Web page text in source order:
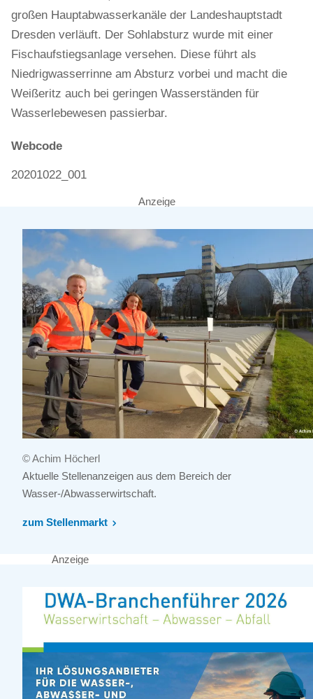
großen Hauptabwasserkanäle der Landeshauptstadt
Dresden verläuft. Der Sohlabsturz wurde mit einer
Fischaufstiegsanlage versehen. Diese führt als
Niedrigwasserrinne am Absturz vorbei und macht die
Weißeritz auch bei geringen Wasserständen für
Wasserlebewesen passierbar.
Webcode
20201022_001
Anzeige
© Achim Höcherl
Aktuelle Stellenanzeigen aus dem Bereich der
Wasser-/Abwasserwirtschaft.
zum Stellenmarkt
Anzeige